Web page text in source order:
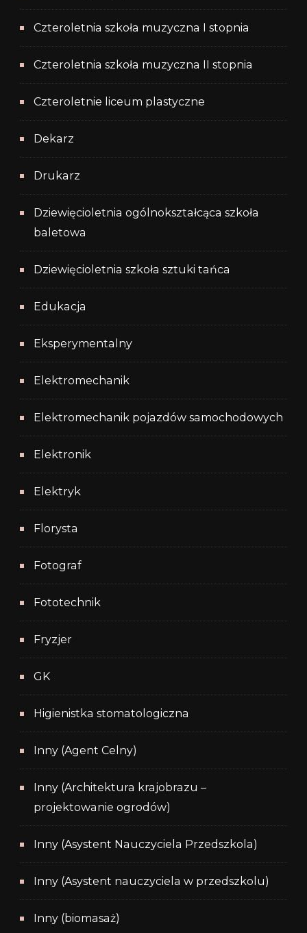
Czteroletnia szkoła muzyczna I stopnia
Czteroletnia szkoła muzyczna II stopnia
Czteroletnie liceum plastyczne
Dekarz
Drukarz
Dziewięcioletnia ogólnokształcąca szkoła
baletowa
Dziewięcioletnia szkoła sztuki tańca
Edukacja
Eksperymentalny
Elektromechanik
Elektromechanik pojazdów samochodowych
Elektronik
Elektryk
Florysta
Fotograf
Fototechnik
Fryzjer
GK
Higienistka stomatologiczna
Inny (Agent Celny)
Inny (Architektura krajobrazu –
projektowanie ogrodów)
Inny (Asystent Nauczyciela Przedszkola)
Inny (Asystent nauczyciela w przedszkolu)
Inny (biomasaż)